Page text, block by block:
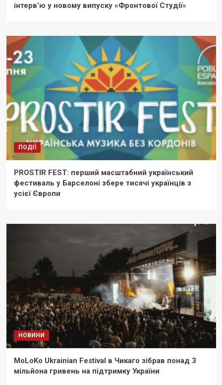
інтерв’ю у новому випуску «Фронтової Студії»
ПОДІЇ
PROSTIR FEST: перший масштабний український
фестиваль у Барселоні збере тисячі українців з
усієї Європи
НОВИНИ
MoLoKo Ukrainian Festival в Чикаго зібрав понад 3
мільйона гривень на підтримку України